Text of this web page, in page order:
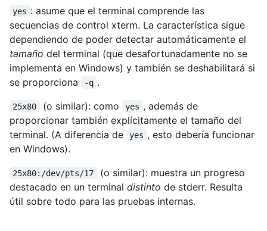
yes : asume que el terminal comprende las
secuencias de control xterm. La característica sigue
dependiendo de poder detectar automáticamente el
tamaño del terminal (que desafortunadamente no se
implementa en Windows) y también se deshabilitará si
se proporciona
-q .
25x80 (o similar): como yes , además de
proporcionar también explícitamente el tamaño del
terminal. (A diferencia de
yes , esto debería funcionar
en Windows).
25x80:/dev/pts/17
(o similar): muestra un progreso
destacado en un terminal distinto de stderr. Resulta
útil sobre todo para las pruebas internas.